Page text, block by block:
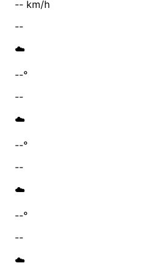
-- km/h
--
☁️
--°
--
☁️
--°
--
☁️
--°
--
☁️